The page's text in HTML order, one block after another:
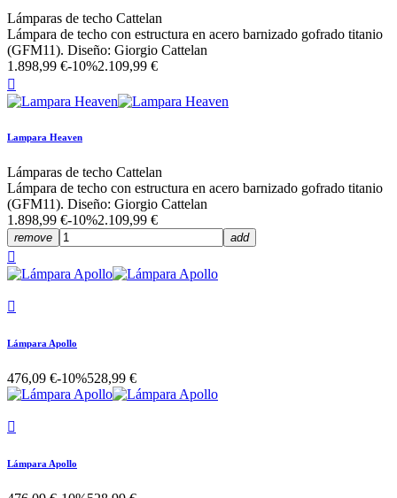
Lámparas de techo Cattelan
Lámpara de techo con estructura en acero barnizado gofrado titanio
(GFM11). Diseño: Giorgio Cattelan
1.898,99 €-10%2.109,99 €

Lampara Heaven
Lámparas de techo Cattelan
Lámpara de techo con estructura en acero barnizado gofrado titanio
(GFM11). Diseño: Giorgio Cattelan
1.898,99 €-10%2.109,99 €
remove add


Lámpara Apollo
476,09 €-10%528,99 €

Lámpara Apollo